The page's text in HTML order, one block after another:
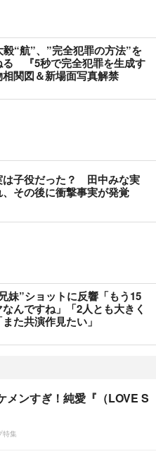
“航”、”完全犯罪の方法”を
る 『5秒で完全犯罪を生成す
関図＆新場面写真解禁
は子役だった？ 田中みな実
その後に衝撃事実が発覚
妹”ショットに反響「もう15
んですね」「2人とも大きく
た共演作見たい」
メンすぎ！純愛『（LOVE S
特集